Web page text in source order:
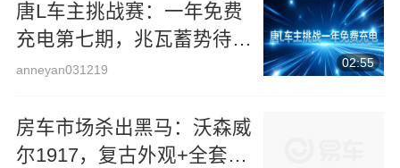
唐L车主挑战赛：一年免费
充电第七期，兆瓦蓄势待
发！
anneyan031219
02:55
房车市场杀出黑马：沃森威
尔1917，复古外观+全套配